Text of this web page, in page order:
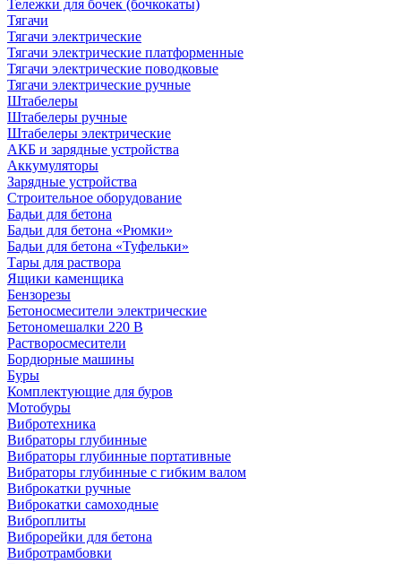
Тележки для бочек (бочкокаты)
Тягачи
Тягачи электрические
Тягачи электрические платформенные
Тягачи электрические поводковые
Тягачи электрические ручные
Штабелеры
Штабелеры ручные
Штабелеры электрические
АКБ и зарядные устройства
Аккумуляторы
Зарядные устройства
Строительное оборудование
Бадьи для бетона
Бадьи для бетона «Рюмки»
Бадьи для бетона «Туфельки»
Тары для раствора
Ящики каменщика
Бензорезы
Бетоносмесители электрические
Бетономешалки 220 В
Растворосмесители
Бордюрные машины
Буры
Комплектующие для буров
Мотобуры
Вибротехника
Вибраторы глубинные
Вибраторы глубинные портативные
Вибраторы глубинные с гибким валом
Виброкатки ручные
Виброкатки самоходные
Виброплиты
Виброрейки для бетона
Вибротрамбовки